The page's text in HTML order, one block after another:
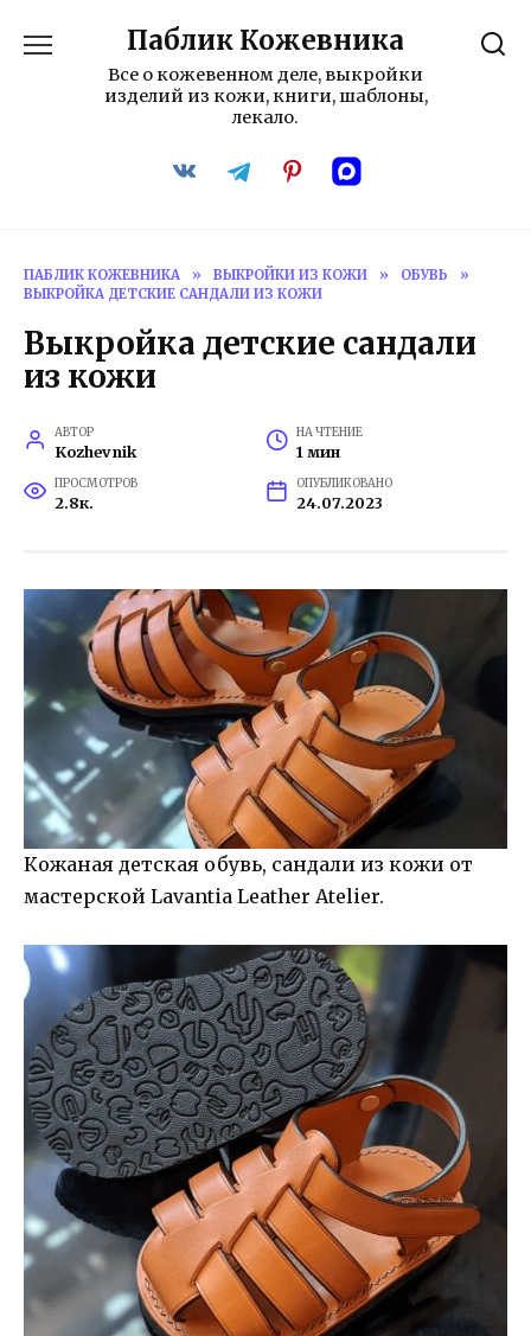
содержанию
Паблик Кожевника
Все о кожевенном деле, выкройки
изделий из кожи, книги, шаблоны,
лекало.
ПАБЛИК КОЖЕВНИКА » ВЫКРОЙКИ ИЗ КОЖИ » ОБУВЬ
»
ВЫКРОЙКА ДЕТСКИЕ САНДАЛИ ИЗ КОЖИ
Выкройка детские сандали
из кожи
АВТОР
Kozhevnik
НА ЧТЕНИЕ
1 мин
ПРОСМОТРОВ
2.8к.
ОПУБЛИКОВАНО
24.07.2023
Кожаная детская обувь, сандали из кожи от
мастерской Lavantia Leather Atelier.